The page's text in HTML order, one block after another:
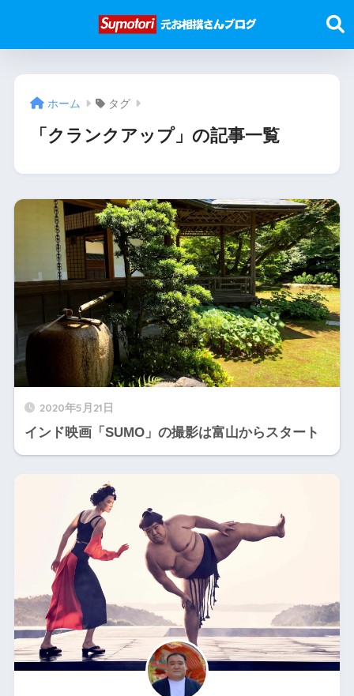
ホーム タグ
「クランクアップ」の記事一覧
2020年5月21日
インド映画「SUMO」の撮影は富山からスタート